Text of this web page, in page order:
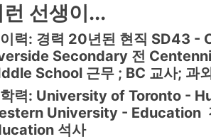
런 선생이...
이력: 경력 20년된 현직 SD43
Secondary 전
School 근무 ; BC 교사; 과
학력: University of Toronto -
University - Education
석사